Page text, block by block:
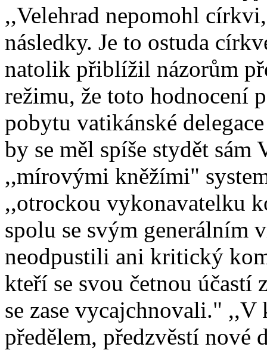
,,Velehrad nepomohl
následky. Je to ostuda
natolik přiblížil názorům
režimu, že toto hodnocení
pobytu vatikánské
by se měl spíše stydět sám
,,mírovými kněžími"
,,otrockou vykonavatelku
spolu se svým generálním
neodpustili ani kritický
kteří se svou četnou účastí
se zase vycajchnovali." ,,V
předělem, předzvěstí nové